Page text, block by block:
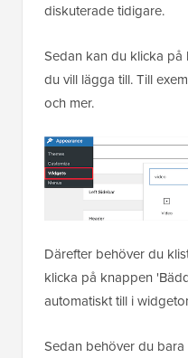
diskuterade tidigare.
Sedan kan du klicka
du vill lägga till. Till
och mer.
Därefter behöver du
klicka på knappen
automatiskt till i
Sedan behöver du